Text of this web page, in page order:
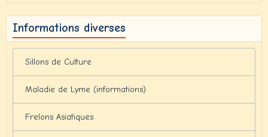
Informations diverses
Sillons de Culture
Maladie de Lyme (informations)
Frelons Asiatiques